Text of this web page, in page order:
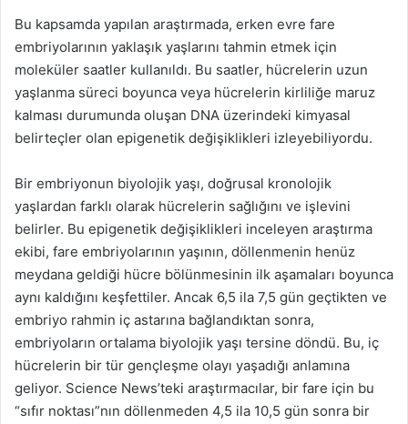
Bu kapsamda yapılan araştırmada, erken evre fare
embriyolarının yaklaşık yaşlarını tahmin etmek için
moleküler saatler kullanıldı. Bu saatler, hücrelerin uzun
yaşlanma süreci boyunca veya hücrelerin kirliliğe maruz
kalması durumunda oluşan DNA üzerindeki kimyasal
belirteçler olan epigenetik değişiklikleri izleyebiliyordu.
Bir embriyonun biyolojik yaşı, doğrusal kronolojik
yaşlardan farklı olarak hücrelerin sağlığını ve işlevini
belirler. Bu epigenetik değişiklikleri inceleyen araştırma
ekibi, fare embriyolarının yaşının, döllenmenin henüz
meydana geldiği hücre bölünmesinin ilk aşamaları boyunca
aynı kaldığını keşfettiler. Ancak 6,5 ila 7,5 gün geçtikten ve
embriyo rahmin iç astarına bağlandıktan sonra,
embriyoların ortalama biyolojik yaşı tersine döndü. Bu, iç
hücrelerin bir tür gençleşme olayı yaşadığı anlamına
geliyor. Science News’teki araştırmacılar, bir fare için bu
“sıfır noktası”nın döllenmeden 4,5 ila 10,5 gün sonra bir